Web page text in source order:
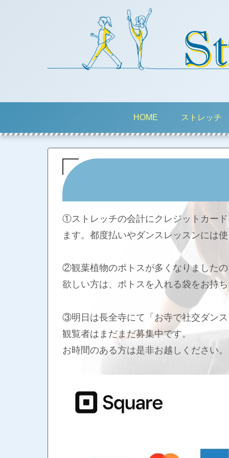
HOME ストレッチ
①ストレッチの会計にクレジットカー
ます。都度払いやダンスレッスンには
②観葉植物のポトスが多くなりました
欲しい方は、ポトスを入れる袋をお持
③明日は長全寺にて「お寺で社交ダン
観覧者はまだまだ募集中です。
お時間のある方は是非お越しください。